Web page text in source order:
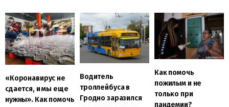
«Коронавирус не
сдается, и мы еще
нужны». Как помочь
Водитель
троллейбуса в
Гродно заразился
Как помочь
пожилым и не
только при
пандемии?